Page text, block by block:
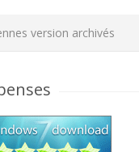
version archivés